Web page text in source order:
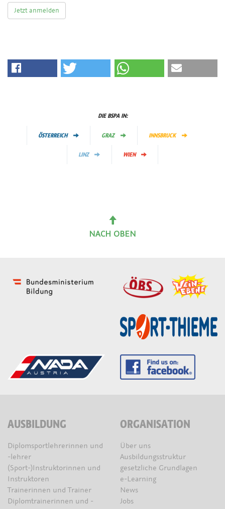
Jetzt anmelden
DIE BSPA IN:
ÖSTERREICH GRAZ INNSBRUCK
LINZ WIEN
NACH OBEN
AUSBILDUNG
Diplomsportlehrerinnen und
-lehrer
(Sport-)Instruktorinnen und
Instruktoren
Trainerinnen und Trainer
Diplomtrainerinnen und -
ORGANISATION
Über uns
Ausbildungsstruktur
gesetzliche Grundlagen
e-Learning
News
Jobs